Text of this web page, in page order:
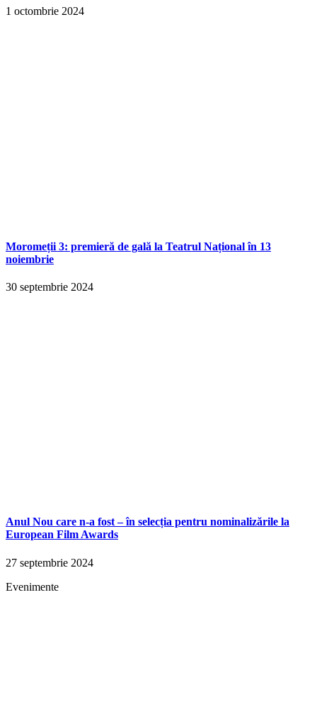
1 octombrie 2024
Moromeții 3: premieră de gală la Teatrul Național în 13
noiembrie
30 septembrie 2024
Anul Nou care n-a fost – în selecția pentru nominalizările la
European Film Awards
27 septembrie 2024
Evenimente